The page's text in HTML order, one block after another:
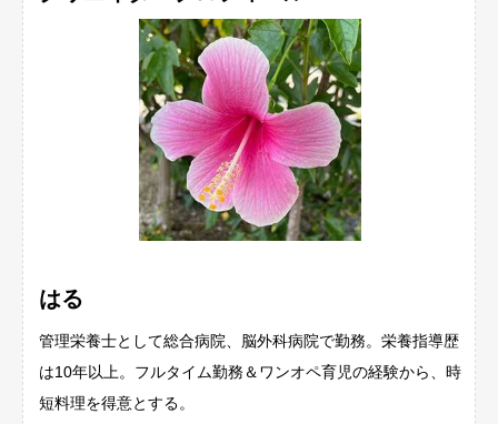
はる
管理栄養士として総合病院、脳外科病院で勤務。栄養指導歴
は10年以上。フルタイム勤務＆ワンオペ育児の経験から、時
短料理を得意とする。